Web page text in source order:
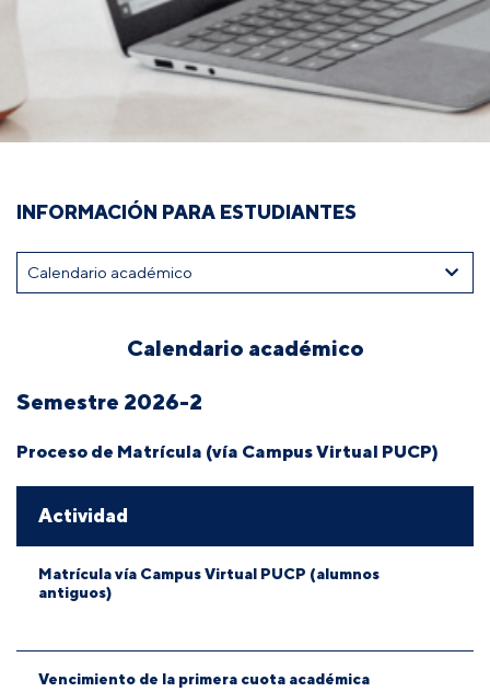
INFORMACIÓN PARA ESTUDIANTES
Calendario académico
Semestre 2026-2
Proceso de Matrícula (vía Campus Virtual PUCP)
Actividad
Matrícula vía Campus Virtual PUCP (alumnos
antiguos)
Vencimiento de la primera cuota académica